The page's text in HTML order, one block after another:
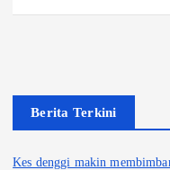
Berita Terkini
Kes denggi makin